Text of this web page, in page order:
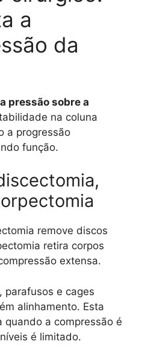
a
da
pressão sobre a
na coluna
a progressão
função.
remove discos
retira corpos
extensa.
parafusos e cages
alinhamento. Esta
a compressão é
é limitado.